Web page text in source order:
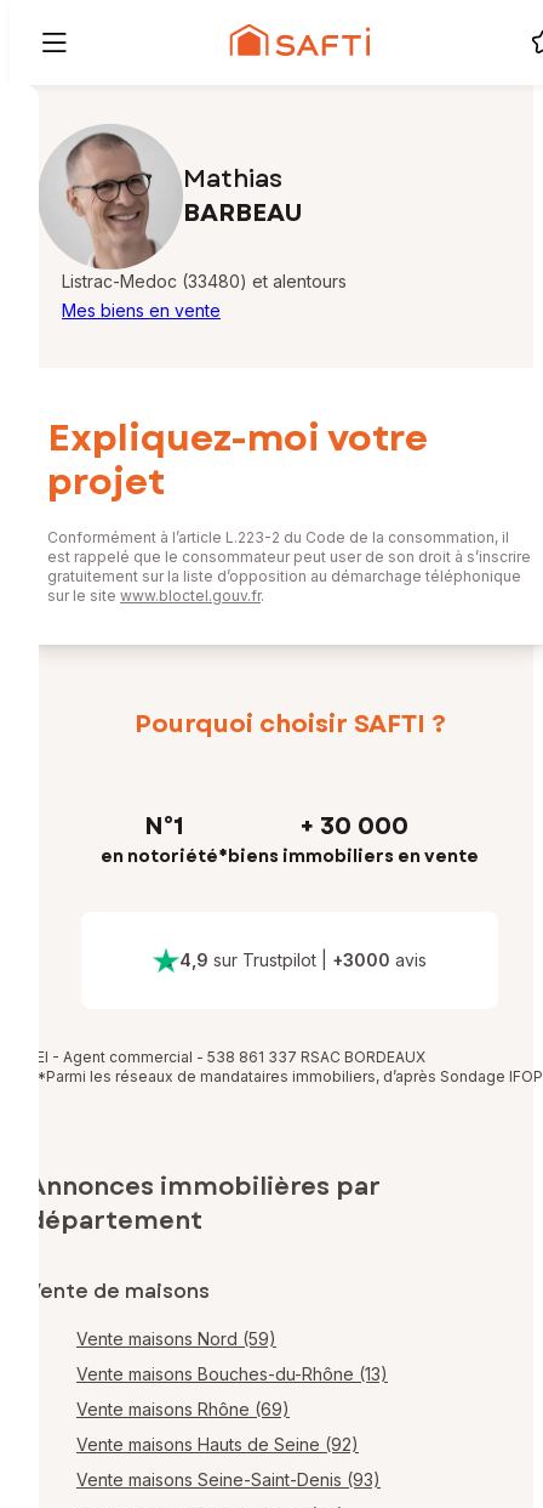
Mathias
BARBEAU
Listrac-Medoc (33480) et alentours
Mes biens en vente
Pourquoi choisir SAFTI ?
N°1
en notoriété*
+ 30 000
biens immobiliers en vente
4,9 sur Trustpilot| +3000 avis
EI - Agent commercial - 538 861 337 RSAC BORDEAUX
*Parmi les réseaux de mandataires immobiliers, d’après Sondage IFOP
Expliquez-moi votre
projet
Conformément à l’article L.223-2 du Code de la consommation, il
est rappelé que le consommateur peut user de son droit à s’inscrire
gratuitement sur la liste d’opposition au démarchage téléphonique
sur le site www.bloctel.gouv.fr.
Annonces immobilières par
département
Vente de maisons
Vente maisons Nord (59)
Vente maisons Bouches-du-Rhône (13)
Vente maisons Rhône (69)
Vente maisons Hauts de Seine (92)
Vente maisons Seine-Saint-Denis (93)